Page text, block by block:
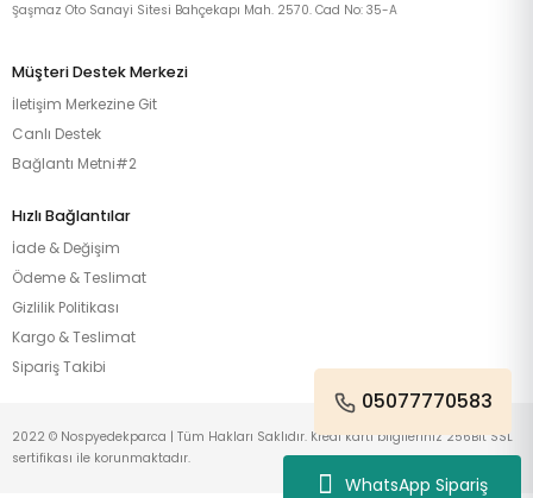
WhatsApp Sipariş
Şaşmaz Oto Sanayi Sitesi Bahçekapı Mah. 2570. Cad No: 35-A
Müşteri Destek Merkezi
İletişim Merkezine Git
Canlı Destek
Bağlantı Metni#2
Hızlı Bağlantılar
İade & Değişim
Ödeme & Teslimat
Gizlilik Politikası
Kargo & Teslimat
Sipariş Takibi
05077770583
2022 © Nospyedekparca | Tüm Hakları Saklıdır. Kredi kartı bilgileriniz 256Bit SSL
sertifikası ile korunmaktadır.